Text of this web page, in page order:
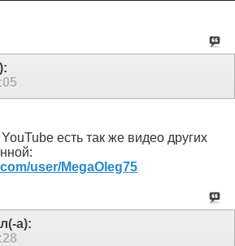
есть так же видео других
user/MegaOleg75
а):